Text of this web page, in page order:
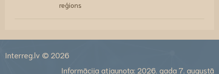
reģions
Interreg.lv © 2026
Informācija atjaunota: 2026. gada 7. augustā